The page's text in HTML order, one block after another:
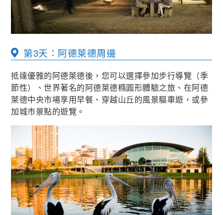
第3天：阿德萊德周邊
抵達優雅的阿德萊德後，您可以選擇參加步行導覽（季
節性）、世界著名的阿德萊德橢圓形體驗之旅、在阿德
萊德中央市場享用早餐、穿越山丘的風景驅車遊，或參
加城市景點的遊覽。